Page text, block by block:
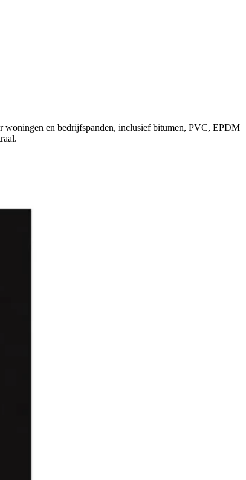
woningen en bedrijfspanden, inclusief bitumen, PVC, EPDM